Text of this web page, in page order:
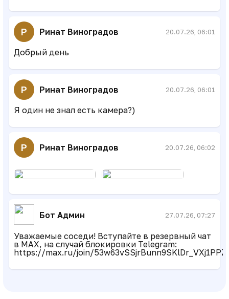
Бот Админ 27.07.26, 07:27
Уважаемые соседи! Вступайте в резервный чат
в MAX, на случай блокировки Telegram:
https://max.ru/join/
Р Ринат Виноградов 20.07.26, 06:02
Р Ринат Виноградов 20.07.26, 06:01
Я один не знал есть камера?)
Р Ринат Виноградов 20.07.26, 06:01
Добрый день